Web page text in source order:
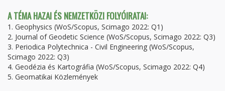
A TÉMA HAZAI ÉS NEMZETKÖZI FOLYÓIRATAI:
1. Geophysics (WoS/Scopus, Scimago 2022: Q1)
2. Journal of Geodetic Science (WoS/Scopus, Scimago 2022: Q3)
3. Periodica Polytechnica - Civil Engineering (WoS/Scopus,
Scimago 2022: Q3)
4. Geodézia és Kartográfia (WoS/Scopus, Scimago 2022: Q4)
5. Geomatikai Közlemények